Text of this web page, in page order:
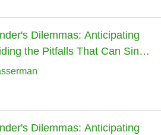
Dilemmas: Anticipating
the Pitfalls That Can Sink
(Kauffman Foundation Series
and Entrepreneurship)
Dilemmas: Anticipating